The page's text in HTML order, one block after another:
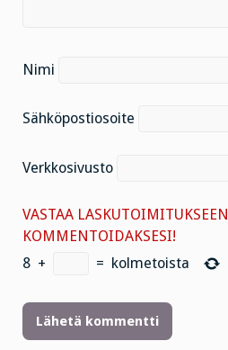
Nimi
Sähköpostiosoite
Verkkosivusto
VASTAA LASKUTOIMITUKSEEN
KOMMENTOIDAKSESI!
8 + = kolmetoista